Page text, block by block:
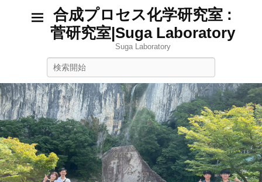
合成プロセス化学研究室 :
菅研究室|Suga Laboratory
Suga Laboratory